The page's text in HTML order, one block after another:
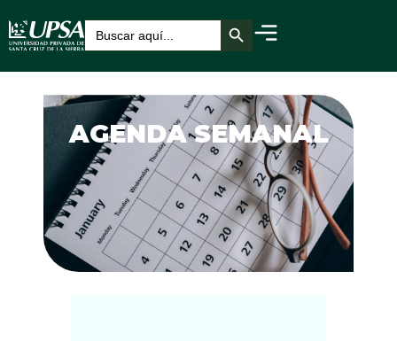
Buscar: Botón de búsqueda
AGENDA SEMANAL